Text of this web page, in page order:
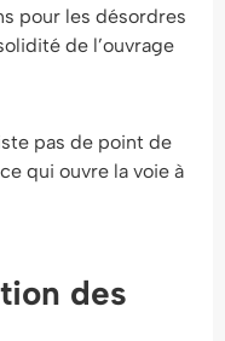
pour les désordres
de l’ouvrage
pas de point de
qui ouvre la voie à
des